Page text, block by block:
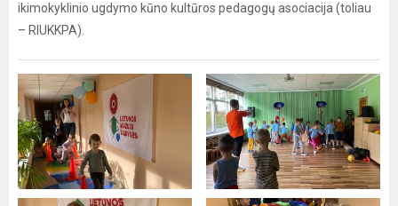
ikimokyklinio ugdymo kūno kultūros pedagogų asociacija (toliau
– RIUKKPA).